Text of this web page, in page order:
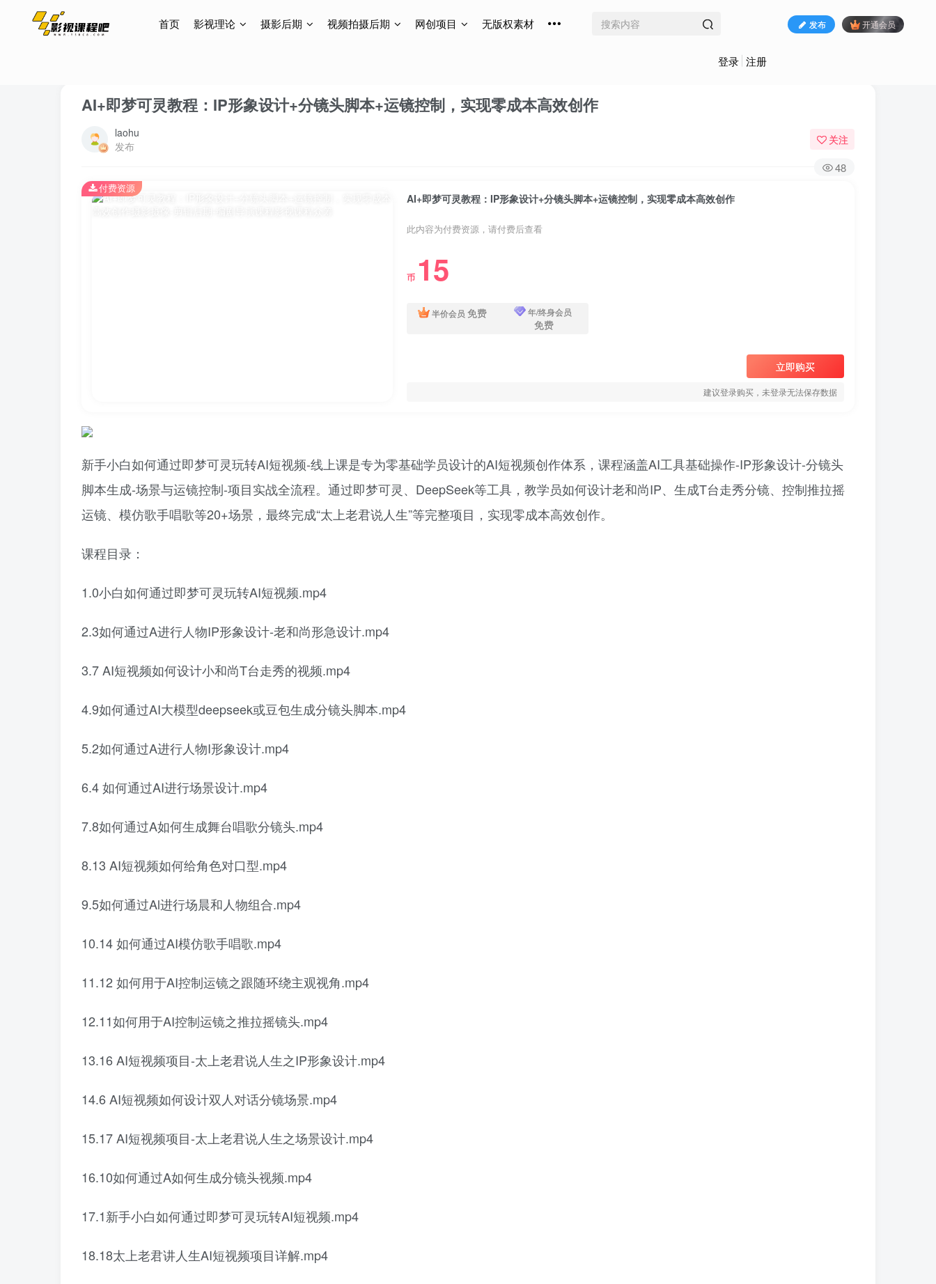
首页 影视理论 摄影后期 视频拍摄后期 网创项目 无版权素材 发布 开通会员
登录 注册
AI+即梦可灵教程：IP形象设计+分镜头脚本+运镜控制，实现零成本高效创作
laohu
发布
关注
48
AI+即梦可灵教程：IP形象设计+分镜头脚本+运镜控制，实现零成本高效创作
此内容为付费资源，请付费后查看
币 15
半价会员 免费 年/终身会员
免费
立即购买
建议登录购买，未登录无法保存数据
付费资源
新手小白如何通过即梦可灵玩转AI短视频-线上课是专为零基础学员设计的AI短视频创作体系，课程涵盖AI工具基础操作-IP形象设计-分镜头
脚本生成-场景与运镜控制-项目实战全流程。通过即梦可灵、DeepSeek等工具，教学员如何设计老和尚IP、生成T台走秀分镜、控制推拉摇
运镜、模仿歌手唱歌等20+场景，最终完成“太上老君说人生”等完整项目，实现零成本高效创作。
课程目录：
1.0小白如何通过即梦可灵玩转AI短视频.mp4
2.3如何通过A进行人物IP形象设计-老和尚形急设计.mp4
3.7 AI短视频如何设计小和尚T台走秀的视频.mp4
4.9如何通过AI大模型deepseek或豆包生成分镜头脚本.mp4
5.2如何通过A进行人物I形象设计.mp4
6.4 如何通过AI进行场景设计.mp4
7.8如何通过A如何生成舞台唱歌分镜头.mp4
8.13 AI短视频如何给角色对口型.mp4
9.5如何通过Al进行场晨和人物组合.mp4
10.14 如何通过AI模仿歌手唱歌.mp4
11.12 如何用于AI控制运镜之跟随环绕主观视角.mp4
12.11如何用于AI控制运镜之推拉摇镜头.mp4
13.16 AI短视频项目-太上老君说人生之IP形象设计.mp4
14.6 AI短视频如何设计双人对话分镜场景.mp4
15.17 AI短视频项目-太上老君说人生之场景设计.mp4
16.10如何通过A如何生成分镜头视频.mp4
17.1新手小白如何通过即梦可灵玩转AI短视频.mp4
18.18太上老君讲人生AI短视频项目详解.mp4